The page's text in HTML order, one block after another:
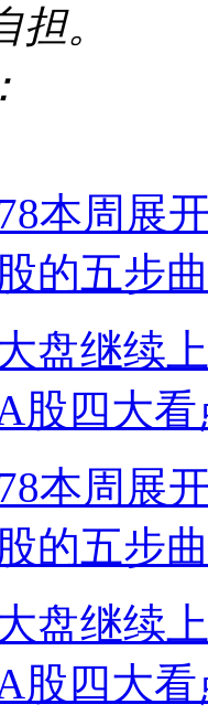
。
本周展
的五步曲
盘继续
股四大
本周展
的五步曲
盘继续
股四大